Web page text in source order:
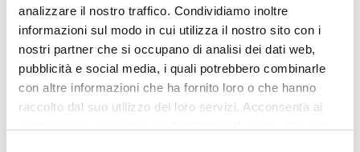
analizzare il nostro traffico. Condividiamo inoltre
informazioni sul modo in cui utilizza il nostro sito con i
nostri partner che si occupano di analisi dei dati web,
pubblicità e social media, i quali potrebbero combinarle
con altre informazioni che ha fornito loro o che hanno
raccolto dal suo utilizzo dei loro servizi. Acconsenta ai